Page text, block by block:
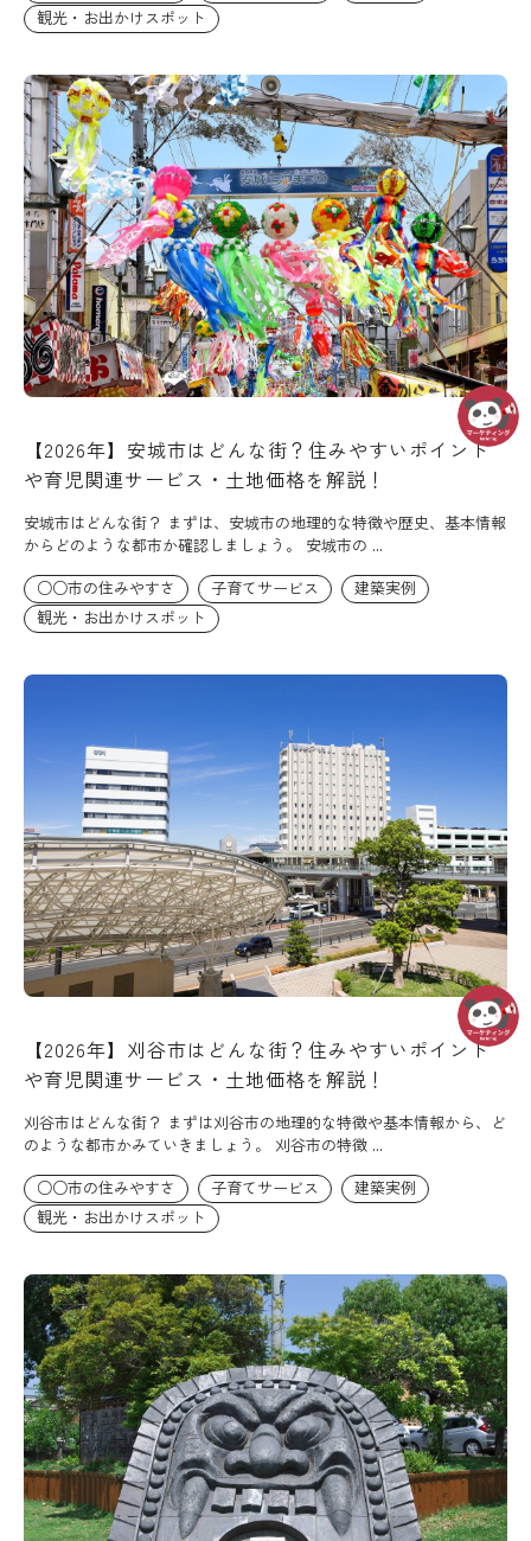
観光・お出かけスポット
【2026年】安城市はどんな街？住みやすいポイント
や育児関連サービス・土地価格を解説！
安城市はどんな街？ まずは、安城市の地理的な特徴や歴史、基本情報
からどのような都市か確認しましょう。 安城市の ...
○○市の住みやすさ
子育てサービス
建築実例
観光・お出かけスポット
【2026年】刈谷市はどんな街？住みやすいポイント
や育児関連サービス・土地価格を解説！
刈谷市はどんな街？ まずは刈谷市の地理的な特徴や基本情報から、ど
のような都市かみていきましょう。 刈谷市の特徴 ...
○○市の住みやすさ
子育てサービス
建築実例
観光・お出かけスポット